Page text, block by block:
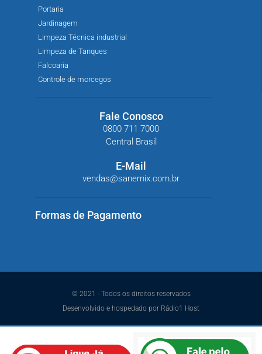
Portaria
Jardinagem
Limpeza Técnica industrial
Limpeza de Tanques
Falcoaria
Controle de morcegos
Fale Conosco
0800 711 7000
Central Brasil
E-Mail
vendas@sanemix.com.br
Formas de Pagamento
© 2021 - Todos os direitos reservados
Desenvolvido e hospedado por Rádio1 Host